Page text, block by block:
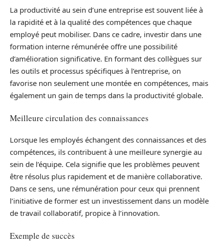
La productivité au sein d’une entreprise est souvent liée à
la rapidité et à la qualité des compétences que chaque
employé peut mobiliser. Dans ce cadre, investir dans une
formation interne rémunérée offre une possibilité
d’amélioration significative. En formant des collègues sur
les outils et processus spécifiques à l’entreprise, on
favorise non seulement une montée en compétences, mais
également un gain de temps dans la productivité globale.
Meilleure circulation des connaissances
Lorsque les employés échangent des connaissances et des
compétences, ils contribuent à une meilleure synergie au
sein de l’équipe. Cela signifie que les problèmes peuvent
être résolus plus rapidement et de manière collaborative.
Dans ce sens, une rémunération pour ceux qui prennent
l’initiative de former est un investissement dans un modèle
de travail collaboratif, propice à l’innovation.
Exemple de succès